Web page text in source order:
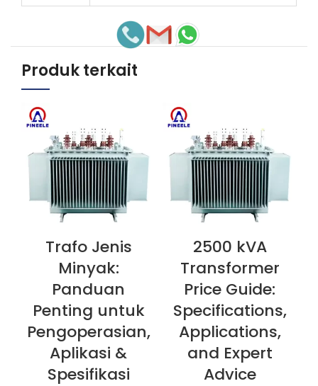
Produk terkait
LIHAT SEKARANG
Trafo Jenis
Minyak:
Panduan
Penting untuk
Pengoperasian,
Aplikasi &
Spesifikasi
LIHAT SEKARANG
2500 kVA
Transformer
Price Guide:
Specifications,
Applications,
and Expert
Advice